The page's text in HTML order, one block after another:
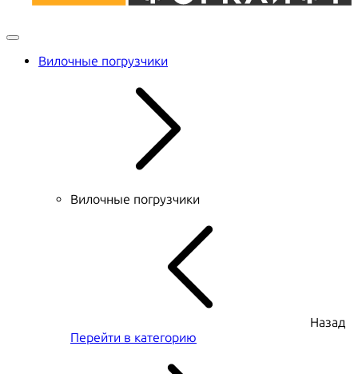
Вилочные погрузчики
Вилочные погрузчики
Назад
Перейти в категорию